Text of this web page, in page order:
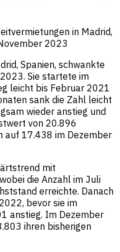
in Madrid,
2023
Spanien, schwankte
Sie startete im
leicht bis Februar 2021
sank die Zahl leicht
wieder anstieg und
von 20.896
auf 17.438 im Dezember
mit
die Anzahl im Juli
erreichte. Danach
bevor sie im
anstieg. Im Dezember
ihren bisherigen